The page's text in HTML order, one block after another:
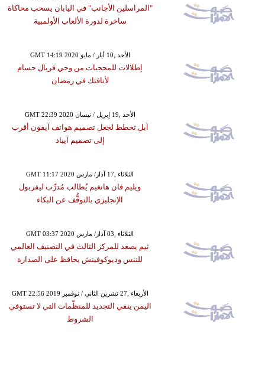
"المراسلين الأجانب" في اليابان يسحب محاكاة
ساخرة لدورة الألعاب الأولمبية
GMT 14:19 2020 الأحد ,10 أيار / مايو
إطلالات للمحجبات من وحي فريال حسام
لأناقتك في رمضان
GMT 22:39 2020 الأحد ,19 إبريل / نيسان
آبل تخطط لجعل تصميم هواتف آيفون أقرب
إلى تصميم آيباد
GMT 11:17 2020 الثلاثاء ,17 آذار/ مارس
ويليم فان هانغيم يُطالب مُدرِّب ليفربول
الإنجليزي بالتوقُّف عن البكاء
GMT 03:37 2020 الثلاثاء ,03 آذار/ مارس
ثيم يصعد للمركز الثالث في التصنيف العالمي
للتنس وديوكوفيتش يحافظ على الصدارة
GMT 22:56 2019 الأربعاء ,27 تشرين الثاني / نوفمبر
اليمن ينفي التجديد للمنظّمات التي لا تستوفي
الشروط